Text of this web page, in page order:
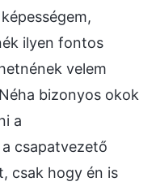
ilyen fontos
velem
bizonyos okok
a
csapatvezető
csak hogy én is